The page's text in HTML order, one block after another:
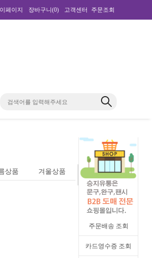
페이지 장바구니(0) 고객센터 주문조회
주문배송 조회
카드영수증 조회
상품 겨울상품